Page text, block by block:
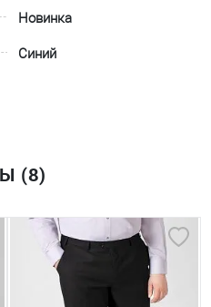
Новинка
Синий
(8)